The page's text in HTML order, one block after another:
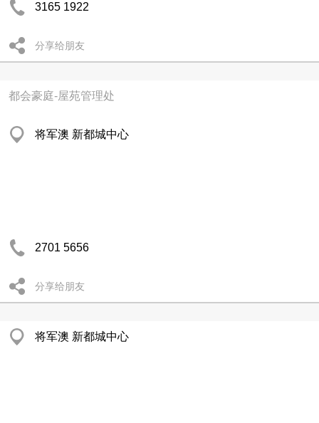
3165 1922
分享给朋友
都会豪庭-屋苑管理处
将军澳 新都城中心
2701 5656
分享给朋友
将军澳 新都城中心